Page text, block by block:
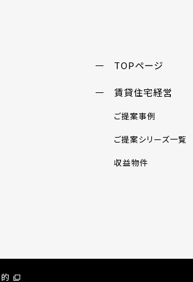
TOPページ
賃貸住宅経営
ご提案事例
ご提案シリーズ一覧
収益物件